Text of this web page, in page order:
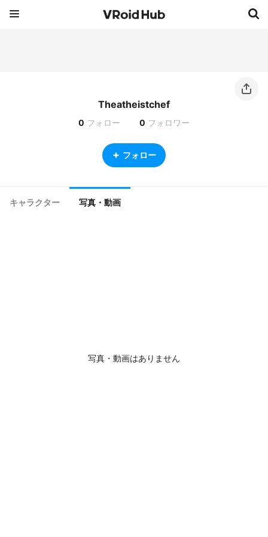
Theatheistchef
0 フォロー 0 フォロワー
フォロー
キャラクター 写真・動画
写真・動画はありません